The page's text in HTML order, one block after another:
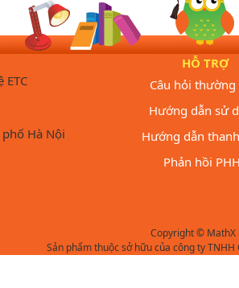
ETC
Hà Nội
HỖ TRỢ
Câu hỏi thường
Hướng dẫn sử
Hướng dẫn
Phản hồi
Copyright © MathX
Sản phẩm thuộc sở hữu của công ty TNHH